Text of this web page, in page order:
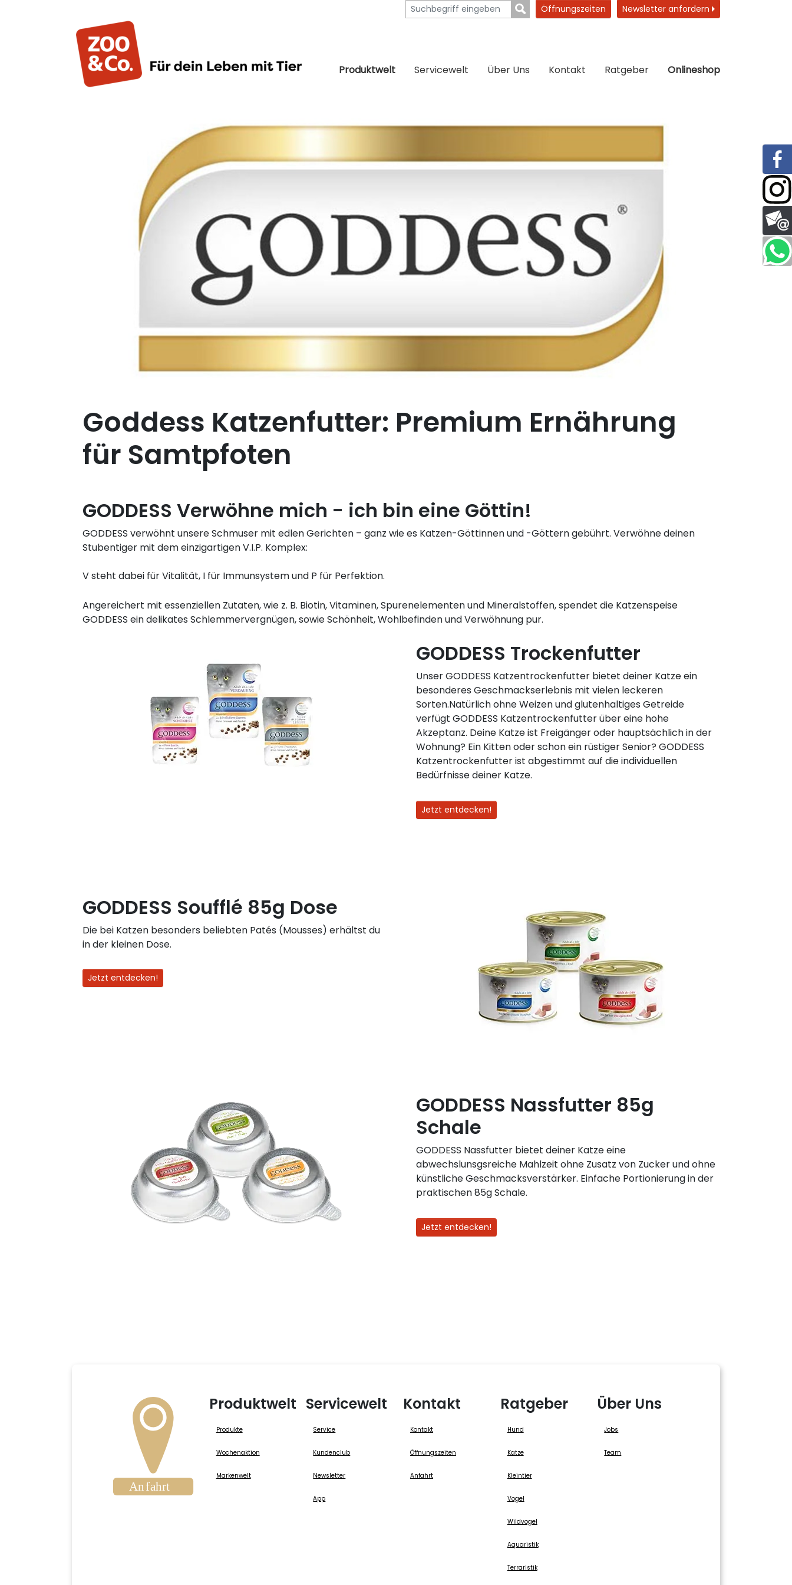
Öffnungszeiten Newsletter anfordern
Produktwelt Servicewelt Über Uns Kontakt Ratgeber Onlineshop
Goddess Katzenfutter: Premium Ernährung
für Samtpfoten
GODDESS Verwöhne mich - ich bin eine Göttin!
GODDESS verwöhnt unsere Schmuser mit edlen Gerichten – ganz wie es Katzen-Göttinnen und -Göttern gebührt. Verwöhne deinen
Stubentiger mit dem einzigartigen V.I.P. Komplex:
V steht dabei für Vitalität, I für Immunsystem und P für Perfektion.
Angereichert mit essenziellen Zutaten, wie z. B. Biotin, Vitaminen, Spurenelementen und Mineralstoffen, spendet die Katzenspeise
GODDESS ein delikates Schlemmervergnügen, sowie Schönheit, Wohlbefinden und Verwöhnung pur.
GODDESS Trockenfutter
Unser GODDESS Katzentrockenfutter bietet deiner Katze ein
besonderes Geschmackserlebnis mit vielen leckeren
Sorten.Natürlich ohne Weizen und glutenhaltiges Getreide
verfügt GODDESS Katzentrockenfutter über eine hohe
Akzeptanz. Deine Katze ist Freigänger oder hauptsächlich in der
Wohnung? Ein Kitten oder schon ein rüstiger Senior? GODDESS
Katzentrockenfutter ist abgestimmt auf die individuellen
Bedürfnisse deiner Katze.
Jetzt entdecken!
GODDESS Soufflé 85g Dose
Die bei Katzen besonders beliebten Patés (Mousses) erhältst du
in der kleinen Dose.
Jetzt entdecken!
GODDESS Nassfutter 85g
Schale
GODDESS Nassfutter bietet deiner Katze eine
abwechslunsgsreiche Mahlzeit ohne Zusatz von Zucker und ohne
künstliche Geschmacksverstärker. Einfache Portionierung in der
praktischen 85g Schale.
Jetzt entdecken!
Produktwelt
Produkte
Wochenaktion
Markenwelt
Servicewelt
Service
Kundenclub
Newsletter
App
Kontakt
Kontakt
Öffnungszeiten
Anfahrt
Ratgeber
Hund
Katze
Kleintier
Vogel
Wildvogel
Aquaristik
Terraristik
Über Uns
Jobs
Team